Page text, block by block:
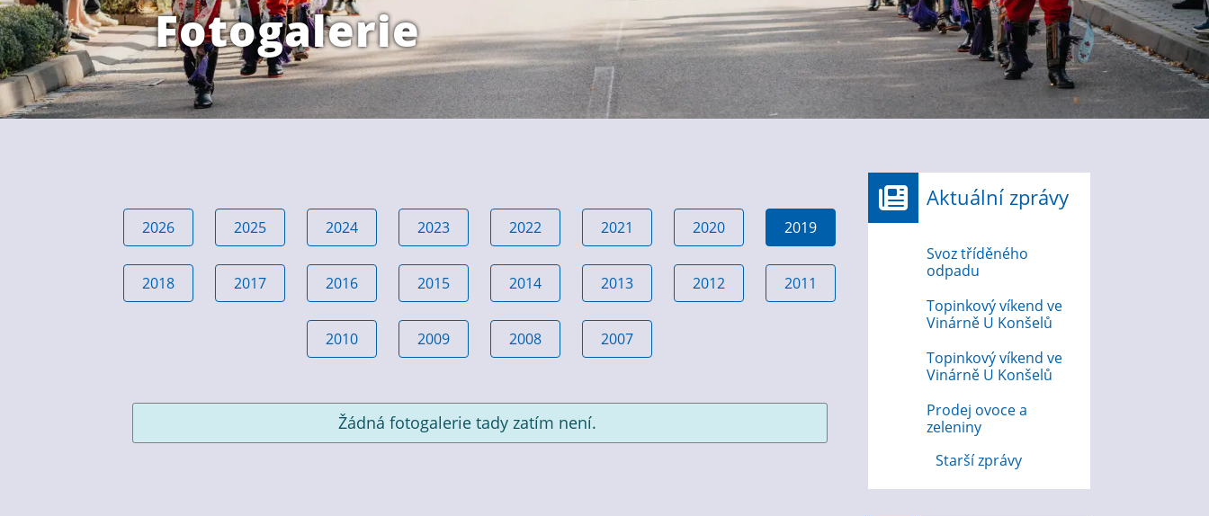
Fotogalerie
2026 2025 2024 2023 2022 2021 2020 2019
2018 2017 2016 2015 2014 2013 2012 2011
2010 2009 2008 2007
Žádná fotogalerie tady zatím není.
Aktuální zprávy
Svoz tříděného
odpadu
Topinkový víkend ve
Vinárně U Konšelů
Topinkový víkend ve
Vinárně U Konšelů
Prodej ovoce a
zeleniny
Starší zprávy